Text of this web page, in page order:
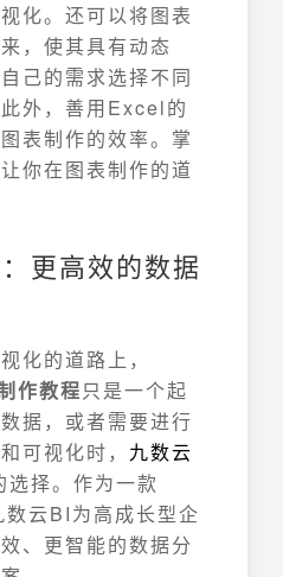
化。还可以将图表
，使其具有动态
己的需求选择不同
外，善用Excel的
表制作的效率。掌
你在图表制作的道
更高效的数据
化的道路上，
作教程只是一个起
据，或者需要进行
可视化时， 九数云
选择。作为一款
云BI为高成长型企
、更智能的数据分